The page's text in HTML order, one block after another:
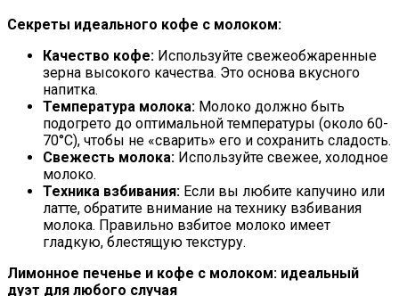
Секреты идеального кофе с молоком:
Качество кофе: Используйте свежеобжаренные
зерна высокого качества. Это основа вкусного
напитка.
Температура молока: Молоко должно быть
подогрето до оптимальной температуры (около 60-
70°C), чтобы не «сварить» его и сохранить сладость.
Свежесть молока: Используйте свежее, холодное
молоко.
Техника взбивания: Если вы любите капучино или
латте, обратите внимание на технику взбивания
молока. Правильно взбитое молоко имеет
гладкую, блестящую текстуру.
Лимонное печенье и кофе с молоком: идеальный
дуэт для любого случая